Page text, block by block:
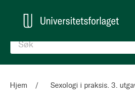
Hjem Sexologi i praksis. 3.